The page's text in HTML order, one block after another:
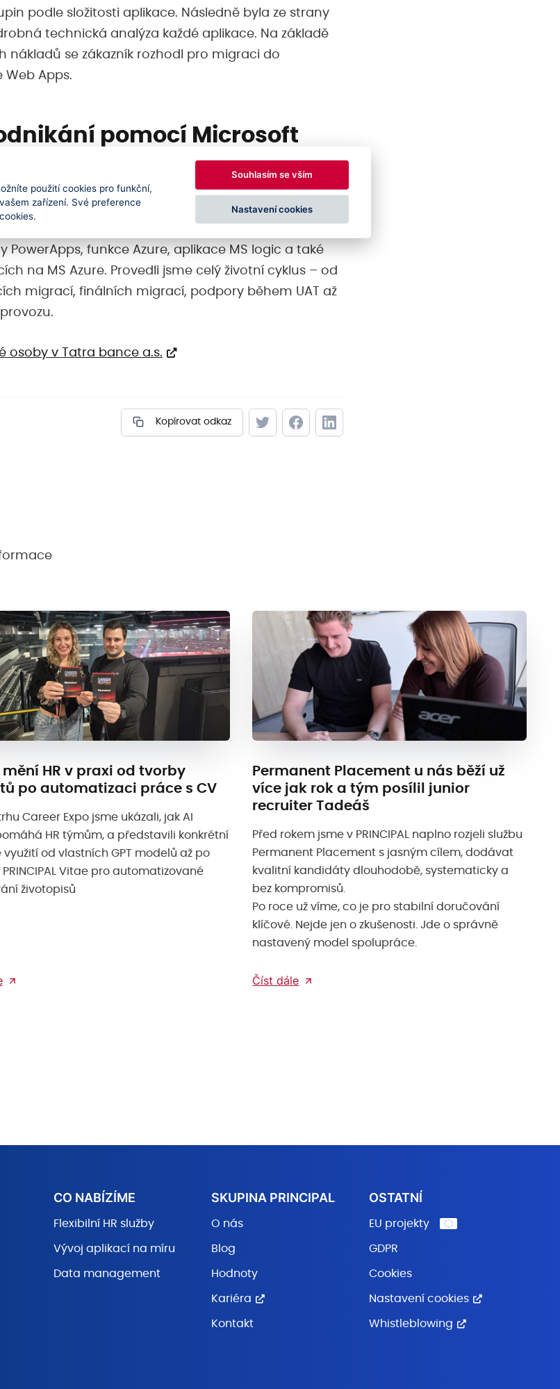
podle složitosti aplikace. Následně byla ze strany
technická analýza každé aplikace. Na základě
nákladů se zákazník rozhodl pro migraci do
Web Apps.
pomocí Microsoft
byla migrace aplikací výhradně do MS SharePoint
PowerApps, funkce Azure, aplikace MS logic a také
na MS Azure. Provedli jsme celý životní cyklus – od
migrací, finálních migrací, podpory během UAT až
osoby v Tatra bance a.s.
Kopírovat odkaz
mění HR v praxi od tvorby
po automatizaci práce s CV
Career Expo jsme ukázali, jak AI
HR týmům, a představili konkrétní
využití od vlastních GPT modelů až po
Vitae pro automatizované
životopisů
Permanent Placement u nás běží už
více jak rok a tým posílil junior
recruiter Tadeáš
Před rokem jsme v PRINCIPAL naplno rozjeli službu
Permanent Placement s jasným cílem, dodávat
kvalitní kandidáty dlouhodobě, systematicky a
bez kompromisů.
Po roce už víme, co je pro stabilní doručování
klíčové. Nejde jen o zkušenosti. Jde o správně
nastavený model spolupráce.
Číst dále
CO NABÍZÍME
Flexibilní HR služby
Vývoj aplikací na míru
Data management
SKUPINA PRINCIPAL
O nás
Blog
Hodnoty
Kariéra
Kontakt
OSTATNÍ
EU projekty
GDPR
Cookies
Nastavení cookies
Whistleblowing
použití cookies pro funkční,
zařízení. Své preference
Souhlasím se vším
Nastavení cookies